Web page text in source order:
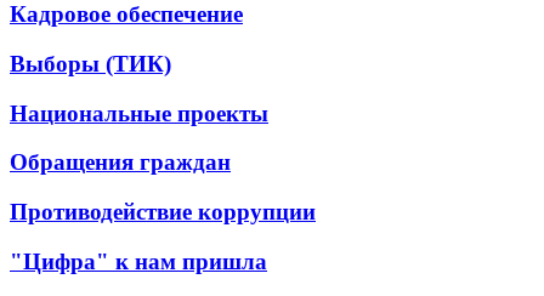
Кадровое обеспечение
Выборы (ТИК)
Национальные проекты
Обращения граждан
Противодействие коррупции
"Цифра" к нам пришла